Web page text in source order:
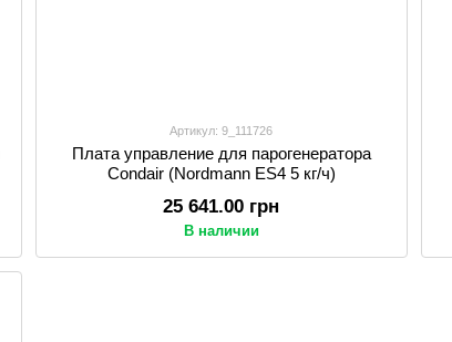
Артикул: 9_111726
Плата управление для парогенератора
Condair (Nordmann ES4 5 кг/ч)
25 641.00 грн
В наличии